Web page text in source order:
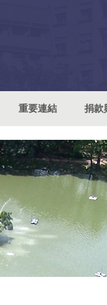
重要連結 捐款